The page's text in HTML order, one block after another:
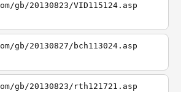
gb/20130823/VID115124.asp
gb/20130827/bch113024.asp
gb/20130823/rth121721.asp